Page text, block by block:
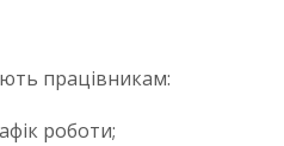
працівникам:
роботи;